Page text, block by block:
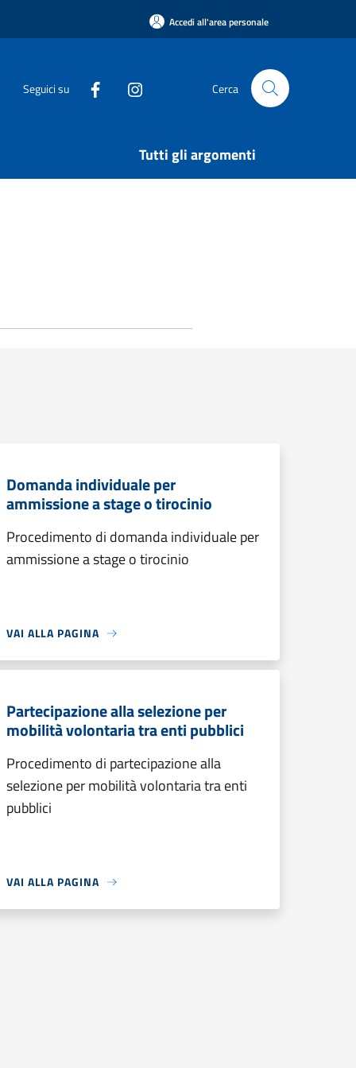
Accedi all'area personale
Seguici su Cerca
Tutti gli argomenti
Domanda individuale per
ammissione a stage o tirocinio
Procedimento di domanda individuale per
ammissione a stage o tirocinio
VAI ALLA PAGINA
Partecipazione alla selezione per
mobilità volontaria tra enti pubblici
Procedimento di partecipazione alla
selezione per mobilità volontaria tra enti
pubblici
VAI ALLA PAGINA